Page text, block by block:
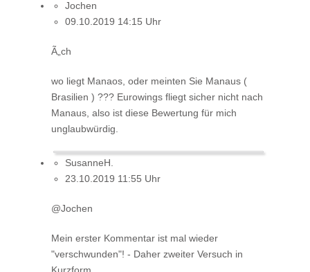
Jochen
09.10.2019 14:15 Uhr
Ã„ch
wo liegt Manaos, oder meinten Sie Manaus (
Brasilien ) ??? Eurowings fliegt sicher nicht nach
Manaus, also ist diese Bewertung für mich
unglaubwürdig.
SusanneH.
23.10.2019 11:55 Uhr
@Jochen
Mein erster Kommentar ist mal wieder
"verschwunden"! - Daher zweiter Versuch in